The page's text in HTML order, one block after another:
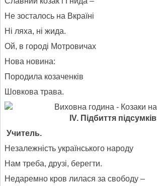
Не зосталось на Вкраїні
Ні ляха, ні жида.
Ой, в городі Мотровичах
Нова новина:
Породила козаченків
Шовкова трава.
IV. Підбиття підсумків
Учитель.
Незалежність українського народу
Нам треба, друзі, берегти.
Недаремно кров лилася за свободу –